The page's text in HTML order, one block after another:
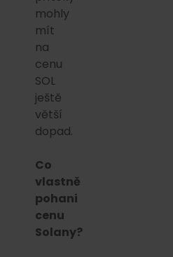
mohly
mít
na
cenu
SOL
ještě
větší
dopad.
Co
vlastně
pohani
cenu
Solany?